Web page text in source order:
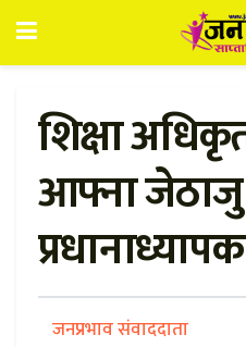
शिक्षा
आफ्ना जेठाजु
जनप्रभाव संवाददाता